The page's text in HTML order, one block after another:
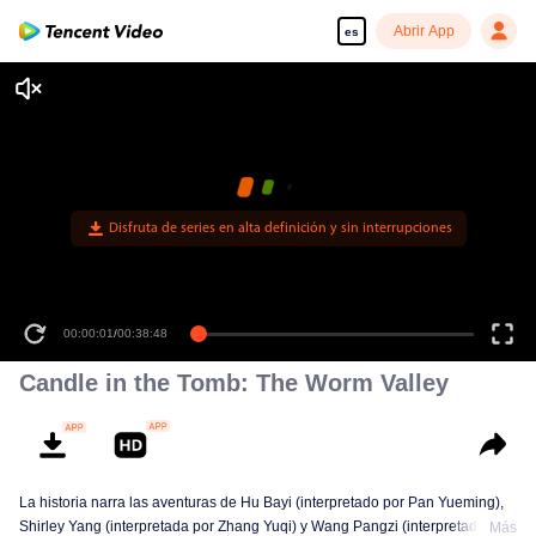
es Abrir App
Disfruta de series en alta definición y sin interrupciones
00:00:01/00:38:48
Candle in the Tomb: The Worm Valley
La historia narra las aventuras de Hu Bayi (interpretado por Pan Yueming),
Shirley Yang (interpretada por Zhang Yuqi) y Wang Pangzi (interpretado por
Más